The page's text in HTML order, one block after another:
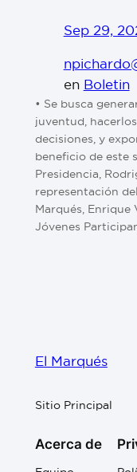
Sep 29,
en Boletin
• Se busca
juventud,
decisiones, y
beneficio de este
Presidencia,
representación
Marqués, Enrique
Jóvenes
El Marqués
Sitio Principal
Acerca de